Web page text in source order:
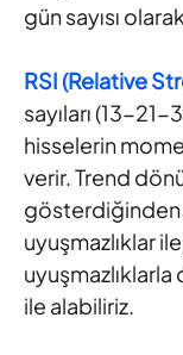
gün sayısı
RSI (Relative
sayıları (13-
hisselerin
verir. Trend
gösterdiğinden
uyuşmazlıklar
ile alabiliriz.